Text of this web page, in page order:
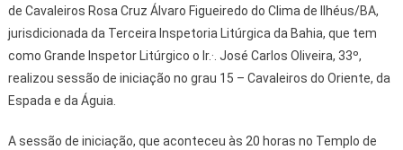
de Cavaleiros Rosa Cruz Álvaro Figueiredo do Clima de Ilhéus/BA,
jurisdicionada da Terceira Inspetoria Litúrgica da Bahia, que tem
como Grande Inspetor Litúrgico o Ir.·. José Carlos Oliveira, 33º,
realizou sessão de iniciação no grau 15 – Cavaleiros do Oriente, da
Espada e da Águia.
A sessão de iniciação, que aconteceu às 20 horas no Templo de